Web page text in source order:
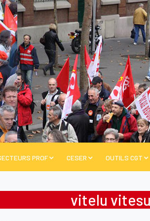
PROF CESER OUTILS CGT
vitelu vitesu